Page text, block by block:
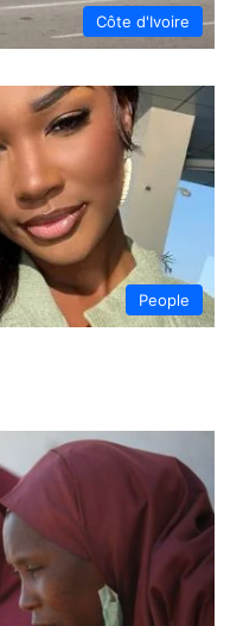
Côte d'Ivoire
People